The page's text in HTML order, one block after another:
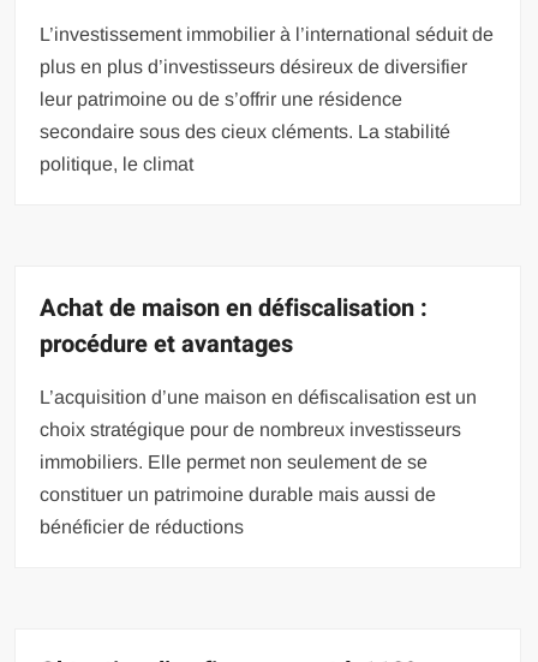
L’investissement immobilier à l’international séduit de
plus en plus d’investisseurs désireux de diversifier
leur patrimoine ou de s’offrir une résidence
secondaire sous des cieux cléments. La stabilité
politique, le climat
Achat de maison en défiscalisation :
procédure et avantages
L’acquisition d’une maison en défiscalisation est un
choix stratégique pour de nombreux investisseurs
immobiliers. Elle permet non seulement de se
constituer un patrimoine durable mais aussi de
bénéficier de réductions